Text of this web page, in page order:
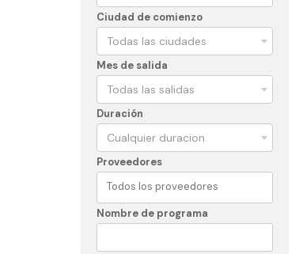
Ciudad de comienzo
Todas las ciudades
Mes de salida
Todas las salidas
Duración
Cualquier duracion
Proveedores
Nombre de programa